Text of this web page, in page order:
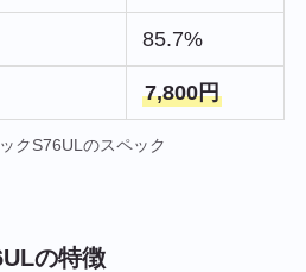
85.7%
7,800円
クS76ULのスペック
の特徴